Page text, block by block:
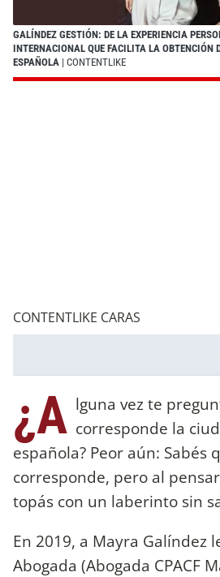
GALÍNDEZ GESTIÓN: DE LA EXPERIENCIA
INTERNACIONAL QUE FACILITA LA
ESPAÑOLA | CONTENTLIKE
CONTENTLIKE CARAS
¿A lguna vez te
corresponde la
española? Peor aún: Sabés
corresponde, pero al
topás con un laberinto sin
En 2019, a Mayra Galíndez
Abogada (Abogada CPACF